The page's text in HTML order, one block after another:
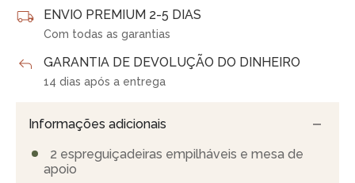
ENVIO PREMIUM 2-5 DIAS
Com todas as garantias
GARANTIA DE DEVOLUÇÃO DO DINHEIRO
14 dias após a entrega
Informações adicionais
2 espreguiçadeiras empilháveis e mesa de
apoio